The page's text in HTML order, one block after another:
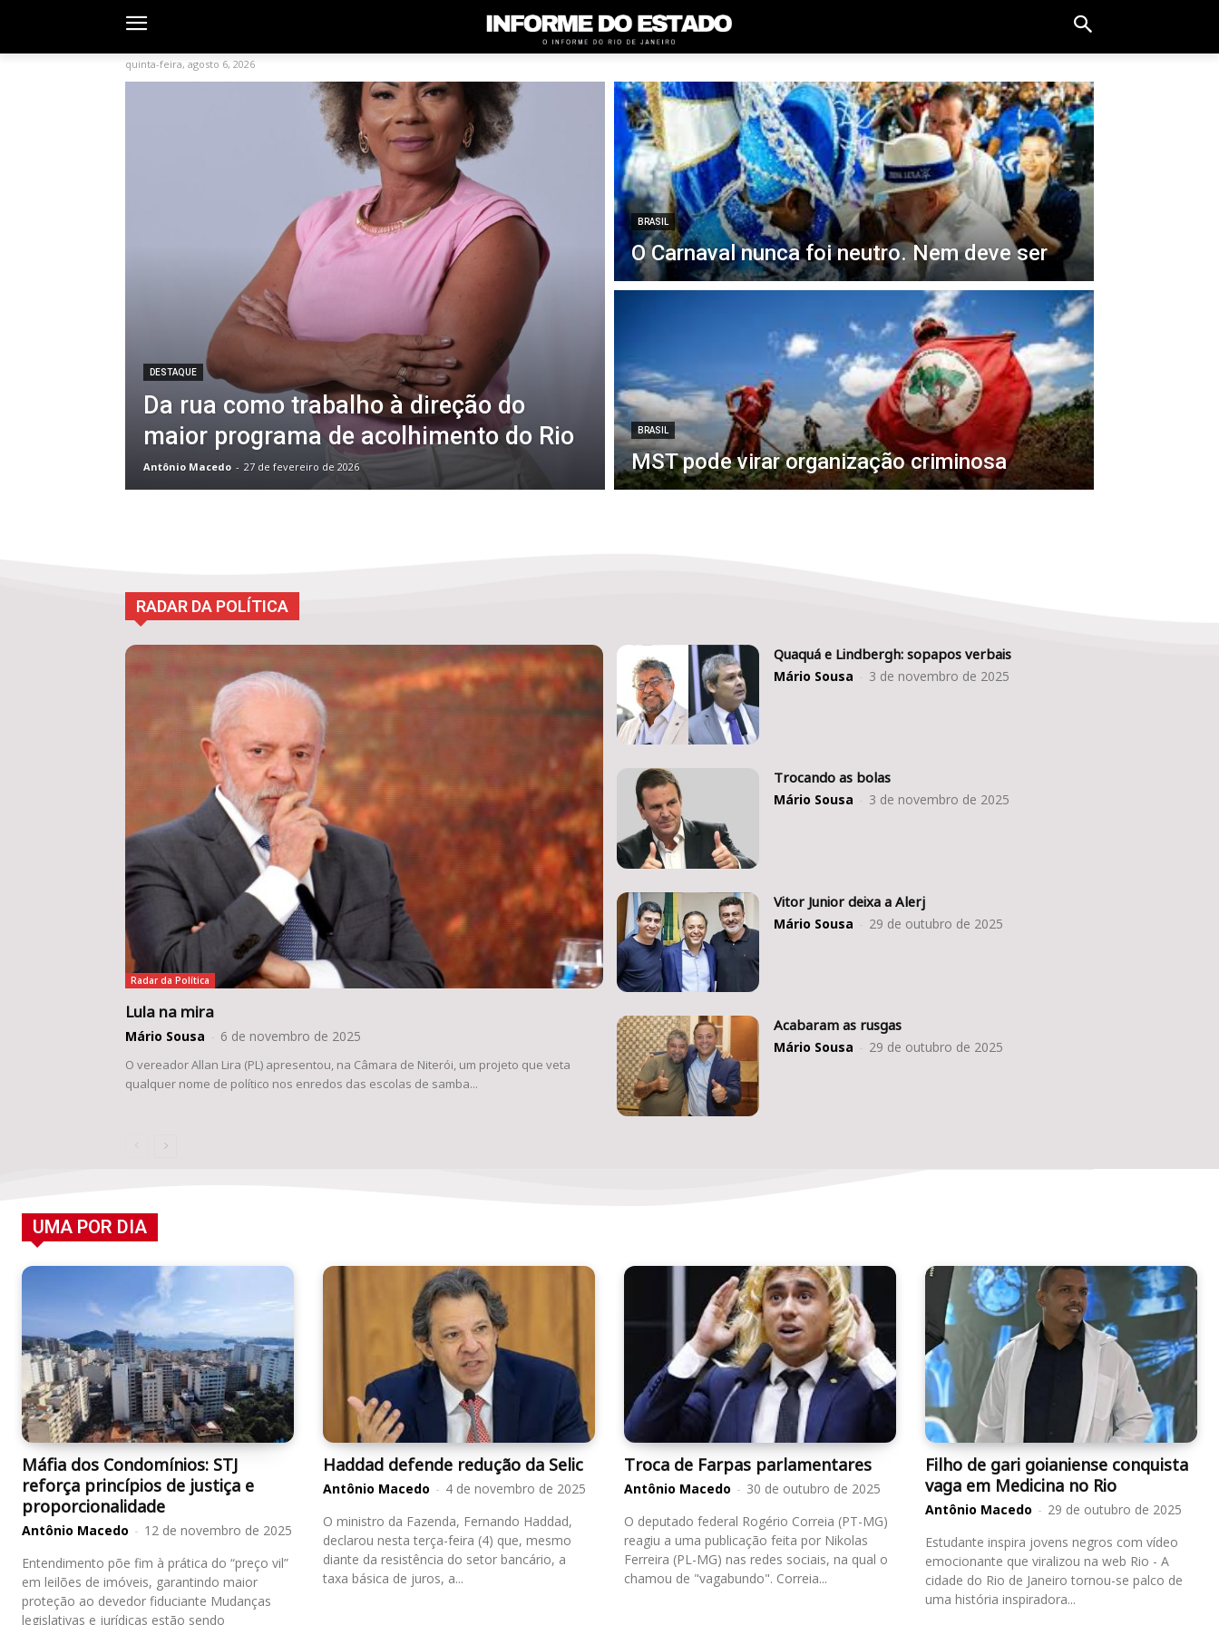
quinta-feira, agosto 6, 2026
DESTAQUE
Da rua como trabalho à direção do
maior programa de acolhimento do Rio
Antônio Macedo - 27 de fevereiro de 2026
BRASIL
O Carnaval nunca foi neutro. Nem deve ser
BRASIL
MST pode virar organização criminosa
RADAR DA POLÍTICA
Radar da Política
Lula na mira
Mário Sousa - 6 de novembro de 2025
O vereador Allan Lira (PL) apresentou, na Câmara de Niterói, um projeto que veta
qualquer nome de político nos enredos das escolas de samba...
Quaquá e Lindbergh: sopapos verbais
Mário Sousa - 3 de novembro de 2025
Trocando as bolas
Mário Sousa - 3 de novembro de 2025
Vitor Junior deixa a Alerj
Mário Sousa - 29 de outubro de 2025
Acabaram as rusgas
Mário Sousa - 29 de outubro de 2025
UMA POR DIA
Máfia dos Condomínios: STJ
reforça princípios de justiça e
proporcionalidade
Antônio Macedo - 12 de novembro de 2025
Entendimento põe fim à prática do “preço vil”
em leilões de imóveis, garantindo maior
proteção ao devedor fiduciante Mudanças
legislativas e jurídicas estão sendo
Haddad defende redução da Selic
Antônio Macedo - 4 de novembro de 2025
O ministro da Fazenda, Fernando Haddad,
declarou nesta terça-feira (4) que, mesmo
diante da resistência do setor bancário, a
taxa básica de juros, a...
Troca de Farpas parlamentares
Antônio Macedo - 30 de outubro de 2025
O deputado federal Rogério Correia (PT-MG)
reagiu a uma publicação feita por Nikolas
Ferreira (PL-MG) nas redes sociais, na qual o
chamou de "vagabundo". Correia...
Filho de gari goianiense conquista
vaga em Medicina no Rio
Antônio Macedo - 29 de outubro de 2025
Estudante inspira jovens negros com vídeo
emocionante que viralizou na web Rio - A
cidade do Rio de Janeiro tornou-se palco de
uma história inspiradora...